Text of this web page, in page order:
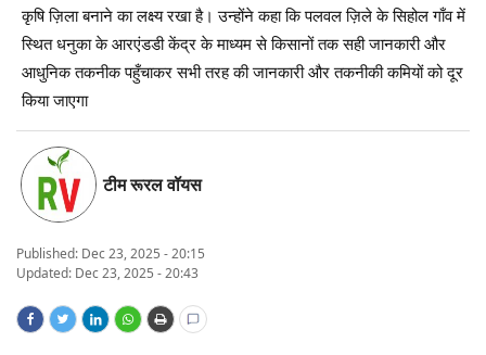
Opinion
Politics
States
Events
Agribusiness
Agritech
कृषि ज़िला बनाने का लक्ष्य रखा है। उन्होंने कहा कि पलवल ज़िले के सिहोल गाँव में
स्थित धनुका के आरएंडडी केंद्र के माध्यम से किसानों तक सही जानकारी और
आधुनिक तकनीक पहुँचाकर सभी तरह की जानकारी और तकनीकी कमियों को दूर
किया जाएगा
टीम रूरल वॉयस
Published: Dec 23, 2025 - 20:15
Updated: Dec 23, 2025 - 20:43